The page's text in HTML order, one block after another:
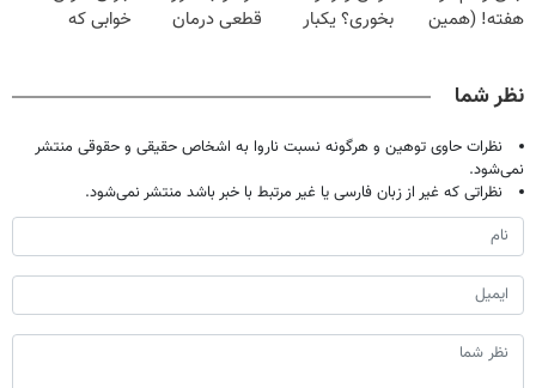
هفته! (همین
بخوری؟ یکبار
قطعی درمان
خوابی که
نظر شما
نظرات حاوی توهین و هرگونه نسبت ناروا به اشخاص حقیقی و حقوقی منتشر
نمی‌شود.
نظراتی که غیر از زبان فارسی یا غیر مرتبط با خبر باشد منتشر نمی‌شود.